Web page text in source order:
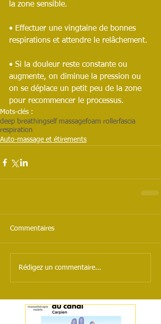
la zone sensible.
• Effectuer une vingtaine de bonnes
respirations et attendre le relâchement.
• Si la douleur reste constante ou
augmente, on diminue la pression ou
on se déplace un petit peu de la zone
pour recommencer le processus.
Mots-clés :
deep breathingself massagefoam rollerfascia
respiration
Auto-massage et étirements
Commentaires
Rédigez un commentaire...